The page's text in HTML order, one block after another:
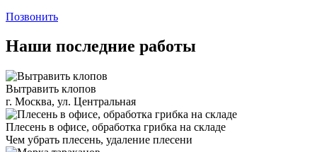
Позвонить
Наши последние работы
Вытравить клопов
г. Москва, ул. Центральная
Плесень в офисе, обработка грибка на складе
Чем убрать плесень, удаление плесени